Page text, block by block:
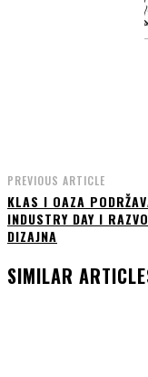
PREVIOUS ARTICLE
KLAS I OAZA
INDUSTRY DAY I
DIZAJNA
SIMILAR